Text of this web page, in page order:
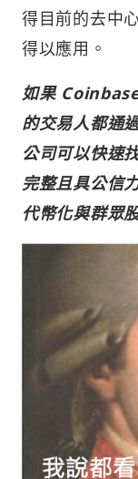
得目前的去中
得以應用。
如果
的交易人都通
公司可以快速
完整且具公信
代幣化與群眾